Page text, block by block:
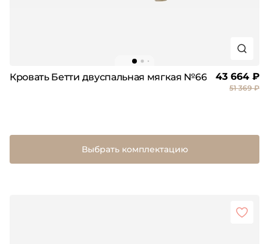
Кровать Бетти двуспальная мягкая №66 43 664 ₽
51 369 ₽
Выбрать комплектацию